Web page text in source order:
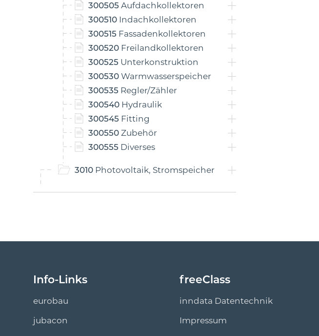
300505 Aufdachkollektoren
300510 Indachkollektoren
300515 Fassadenkollektoren
300520 Freilandkollektoren
300525 Unterkonstruktion
300530 Warmwasserspeicher
300535 Regler/Zähler
300540 Hydraulik
300545 Fitting
300550 Zubehör
300555 Diverses
3010 Photovoltaik, Stromspeicher
Info-Links
eurobau
jubacon
freeClass
inndata Datentechnik
Impressum